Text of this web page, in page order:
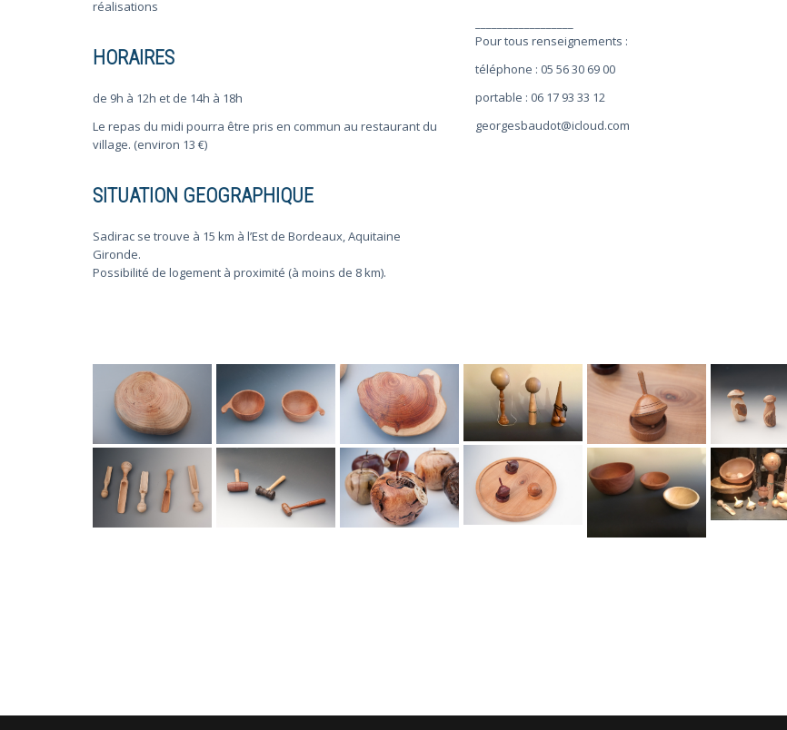
réalisations
HORAIRES
de 9h à 12h et de 14h à 18h
Le repas du midi pourra être pris en commun au restaurant du
village. (environ 13 €)
SITUATION GEOGRAPHIQUE
Sadirac se trouve à 15 km à l’Est de Bordeaux, Aquitaine
Gironde.
Possibilité de logement à proximité (à moins de 8 km).
Pour tous renseignements :
téléphone : 05 56 30 69 00
portable : 06 17 93 33 12
georgesbaudot@icloud.com